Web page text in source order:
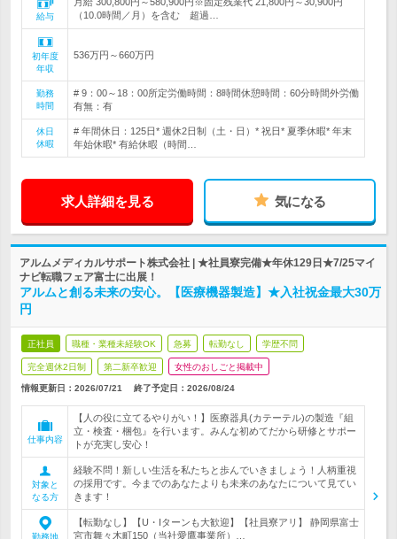
給与
（10.0時間／月）を含む 超過…
初年度
年収
536万円～660万円
勤務
時間
# 9：00～18：00所定労働時間：8時間休憩時間：60分時間外労働
有無：有
休日
休暇
# 年間休日：125日* 週休2日制（土・日）* 祝日* 夏季休暇* 年末
年始休暇* 有給休暇（時間…
求人詳細を見る 気になる
アルムメディカルサポート株式会社 | ★社員寮完備★年休129日★7/25マイ
ナビ転職フェア富士に出展！
アルムと創る未来の安心。【医療機器製造】★入社祝金最大30万
円
正社員 職種・業種未経験OK 急募 転勤なし 学歴不問
完全週休2日制 第二新卒歓迎 女性のおしごと掲載中
情報更新日：2026/07/21 終了予定日： 2026/08/24
仕事内容
【人の役に立てるやりがい！】医療器具(カテーテル)の製造『組
立・検査・梱包』を行います。みんな初めてだから研修とサポー
トが充実し安心！
対象と
なる方
経験不問！新しい生活を私たちと歩んでいきましょう！人柄重視
の採用です。今までのあなたよりも未来のあなたについて見てい
きます！
勤務地
【転勤なし】【U・Iターンも大歓迎】【社員寮アリ】 静岡県富士
宮市舞々木町150（当社愛鷹事業所）…